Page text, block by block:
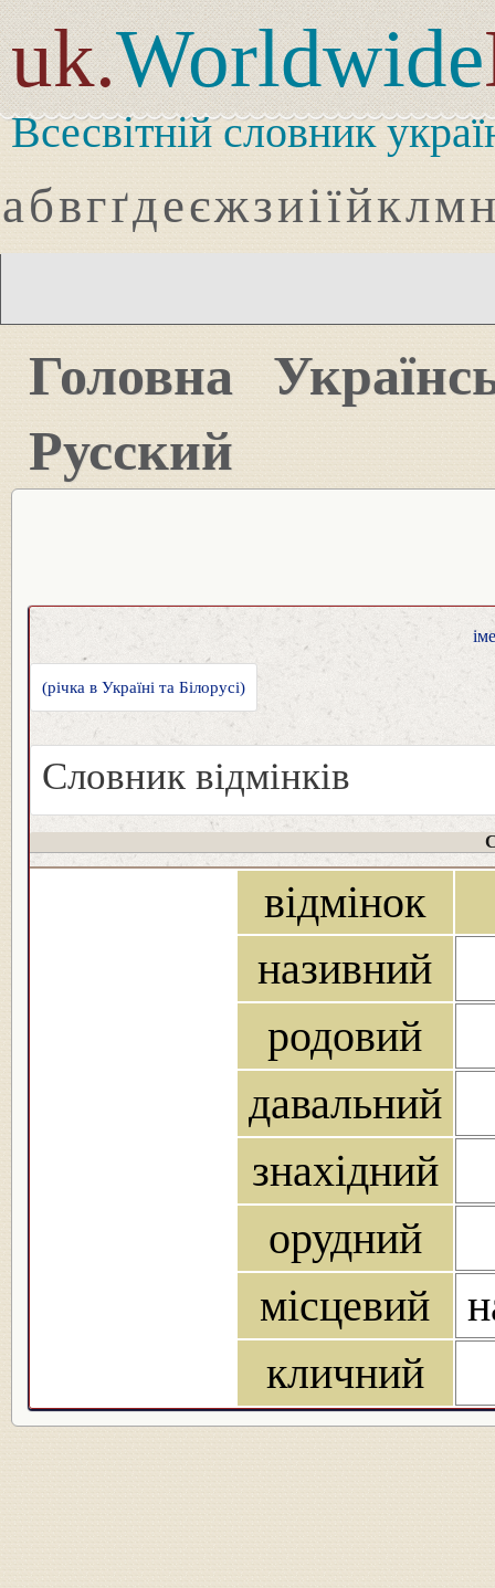
uk.Worldwide
Всесвітній словник
абвгґдеєжзиіїйклмн
Головна
Русский
(річка в Україні та Білорусі)
Словник відмінків
відмінок
називний
родовий
давальний
знахідний
орудний
місцевий
кличний